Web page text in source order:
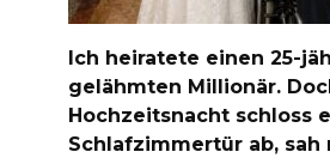
Ich heiratete einen 25-
gelähmten Millionär.
Hochzeitsnacht schloss
Schlafzimmertür ab, sah